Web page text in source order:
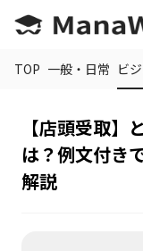
TOP 一般・日常 ビ
【店頭受取】
は？例文付き
解説